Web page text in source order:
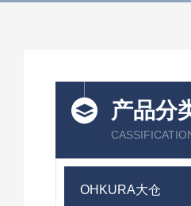
产品分
OHKURA大仓